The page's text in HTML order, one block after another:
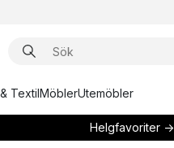
TextilMöblerUtemöbler
Helgfavoriter →